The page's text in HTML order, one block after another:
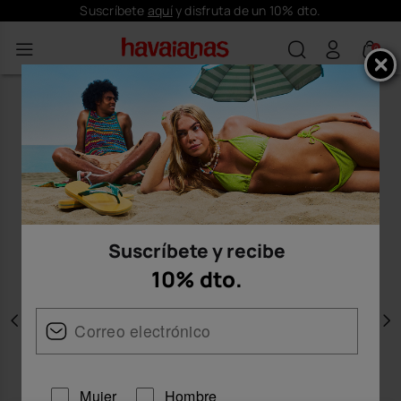
Suscríbete aquíy disfruta de un 10% dto.
0
Anterior
Suscríbete y recibe
10% dto.
Mujer Hombre